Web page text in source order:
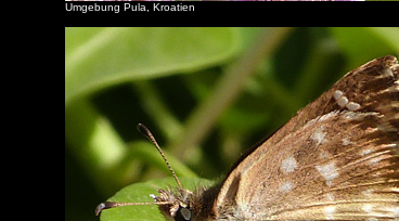
Umgebung Pula, Kroatien